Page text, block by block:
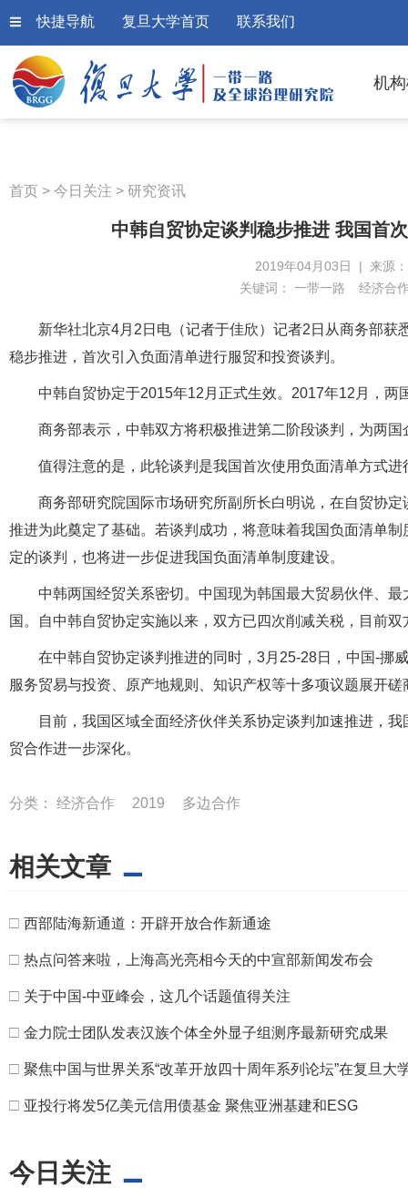
快捷导航 复旦大学首页 联系我们
机
首页 > 今日关注 > 研究资讯
中韩自贸协定谈判稳步推进 我国首
2019年04月03日 | 来源
关键词： 一带一路 经济合
新华社北京4月2日电（记者于佳欣）记者2日从商务部
稳步推进，首次引入负面清单进行服贸和投资谈判。
中韩自贸协定于2015年12月正式生效。2017年12月，
商务部表示，中韩双方将积极推进第二阶段谈判，为两
值得注意的是，此轮谈判是我国首次使用负面清单方式
商务部研究院国际市场研究所副所长白明说，在自贸协
推进为此奠定了基础。若谈判成功，将意味着我国负面清单
定的谈判，也将进一步促进我国负面清单制度建设。
中韩两国经贸关系密切。中国现为韩国最大贸易伙伴、
国。自中韩自贸协定实施以来，双方已四次削减关税，目前
在中韩自贸协定谈判推进的同时，3月25-28日，中国-挪
服务贸易与投资、原产地规则、知识产权等十多项议题展开
目前，我国区域全面经济伙伴关系协定谈判加速推进，
贸合作进一步深化。
分类： 经济合作 2019 多边合作
相关文章
□ 西部陆海新通道：开辟开放合作新通途
□ 热点问答来啦，上海高光亮相今天的中宣部新闻发布会
□ 关于中国-中亚峰会，这几个话题值得关注
□ 金力院士团队发表汉族个体全外显子组测序最新研究成果
□ 聚焦中国与世界关系“改革开放四十周年系列论坛”在复旦大
□ 亚投行将发5亿美元信用债基金 聚焦亚洲基建和ESG
今日关注